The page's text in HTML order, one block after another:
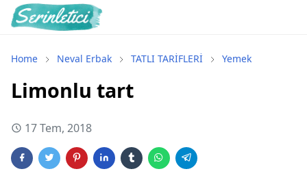
Home Neval Erbak TATLI TARİFLERİ Yemek
Limonlu tart
17 Tem, 2018